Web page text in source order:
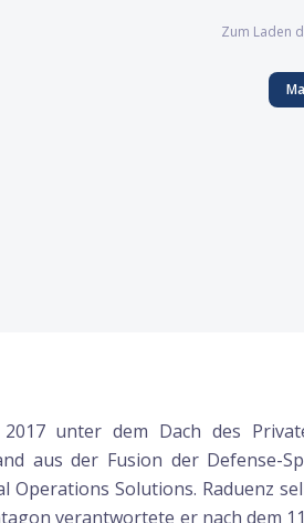
Zum Laden
unter dem Dach des
aus der Fusion der Defense-
Operations Solutions. Raduenz
verantwortete er nach dem